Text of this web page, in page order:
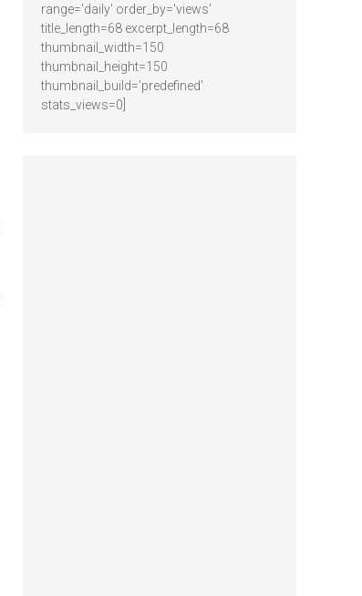
range='daily' order_by='views'
title_length=68 excerpt_length=68
thumbnail_width=150
thumbnail_height=150
thumbnail_build='predefined'
stats_views=0]